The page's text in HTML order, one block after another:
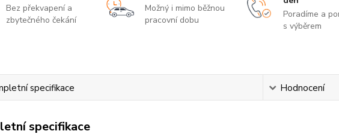
Bez překvapení a
zbytečného čekání
Možný i mimo běžnou
pracovní dobu
Poradíme a
s výběrem
specifikace Hodnocení
specifikace